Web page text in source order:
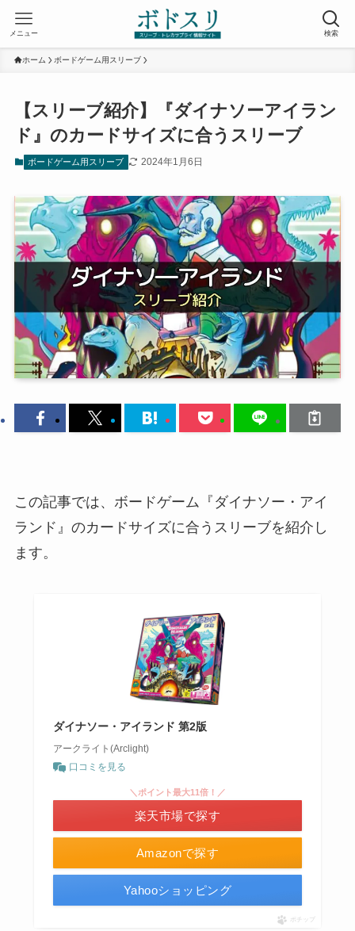
検索
メニュー
ホーム ボードゲーム用スリーブ
【スリーブ紹介】『ダイナソーアイラン
ド』のカードサイズに合うスリーブ
ボードゲーム用スリーブ 2024年1月6日
この記事では、ボードゲーム『ダイナソー・アイ
ランド』のカードサイズに合うスリーブを紹介し
ます。
ダイナソー・アイランド 第2版
アークライト(Arclight)
口コミを見る
Amazonで探す
＼ポイント最大11倍！／
楽天市場で探す
Yahooショッピング
ポチップ